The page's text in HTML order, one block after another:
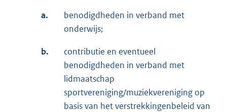
a.
benodigdheden in verband met
onderwijs;
b.
contributie en eventueel
benodigdheden in verband met
lidmaatschap
sportvereniging/muziekvereniging op
basis van het verstrekkingenbeleid van